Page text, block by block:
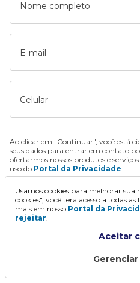
Nome completo
E-mail
Celular
Ao clicar em "Continuar", você está
seus dados para entrar em contato
ofertarmos nossos produtos e
uso do Portal da Privacidade.
Usamos cookies para melhorar sua
cookies", você terá acesso a todas
mais em nosso Portal da
rejeitar.
Aceitar